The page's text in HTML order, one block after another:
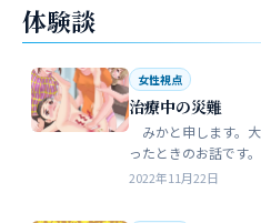
体験談
女性視点
治療中の災難
みかと申します。
ったときのお話です。 「いたっ」 海水浴場で泳いで
いたら、友人のしい
2022年11月22日